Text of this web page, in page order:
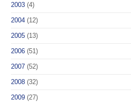
2003 (4)
2004 (12)
2005 (13)
2006 (51)
2007 (52)
2008 (32)
2009 (27)